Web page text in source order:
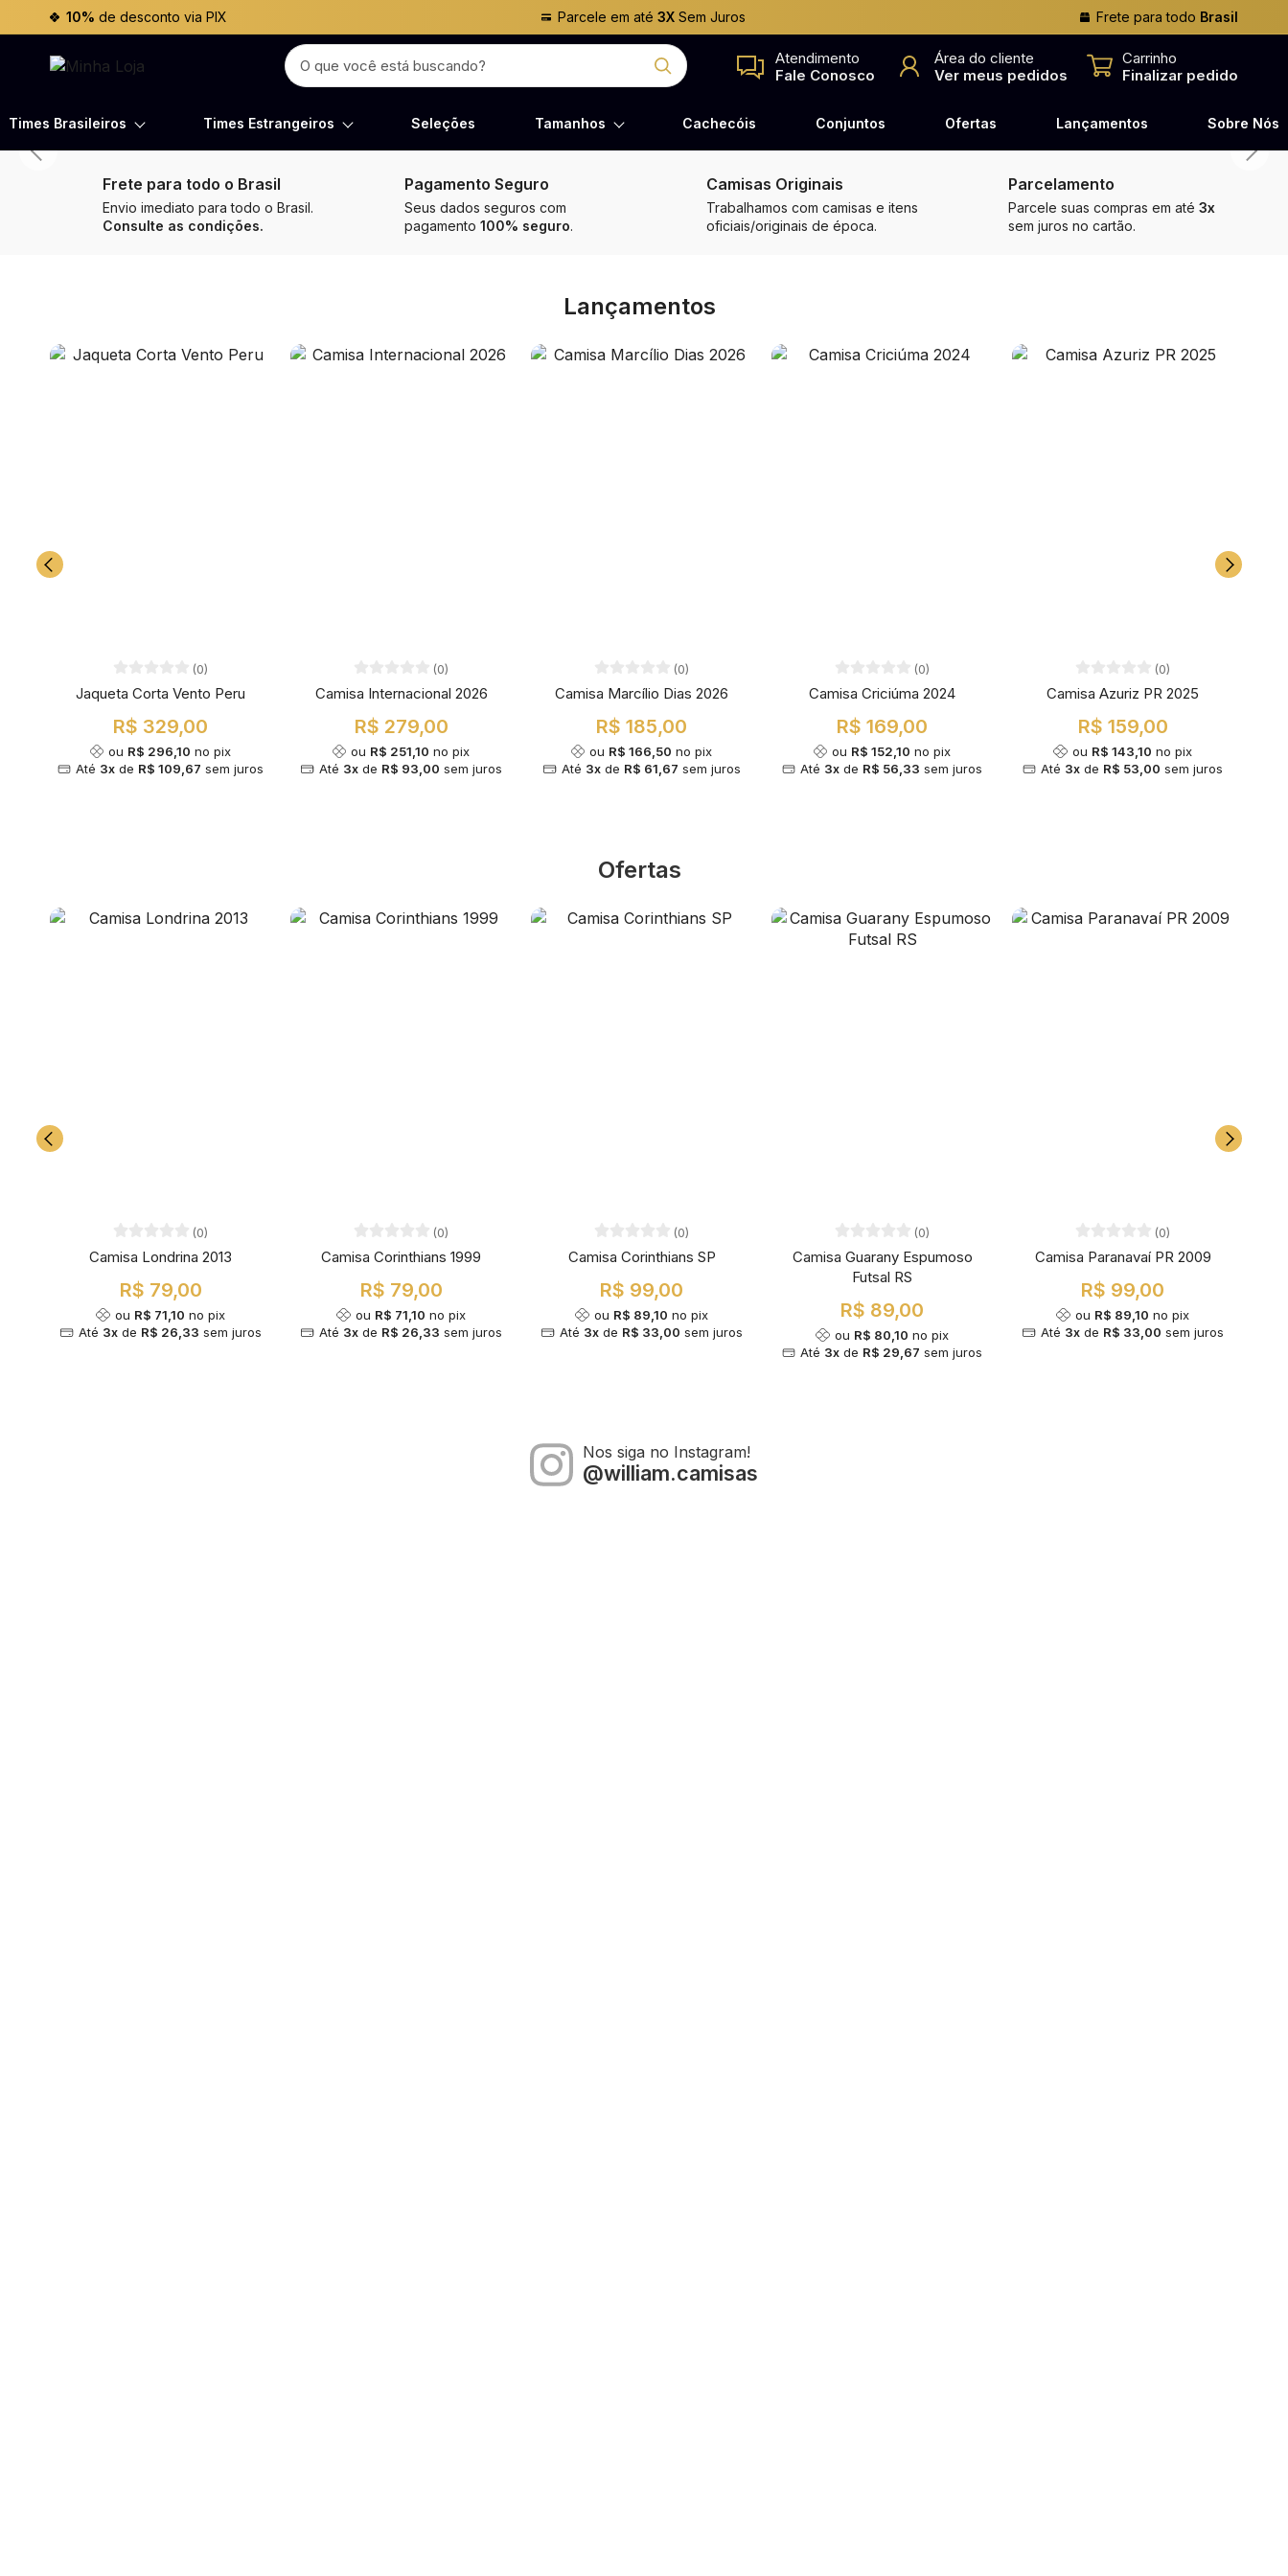
10% de desconto via PIX Parcele em até3X Sem Juros Frete para todo Brasil
Atendimento
Fale Conosco
Área do cliente
Ver meus pedidos
Carrinho
Finalizar pedido
Times Brasileiros Times Estrangeiros Seleções Tamanhos Cachecóis Conjuntos Ofertas Lançamentos Sobre Nós
Frete para todo o Brasil
Envio imediato para todo o Brasil.
Consulte as condições.
Pagamento Seguro
Seus dados seguros com
pagamento 100% seguro.
Camisas Originais
Trabalhamos com camisas e itens
oficiais/originais de época.
Parcelamento
Parcele suas compras em até 3x
sem juros no cartão.
Lançamentos
(0)
Jaqueta Corta Vento Peru
R$ 329,00
ou R$ 296,10 no pix
Até 3x de R$ 109,67 sem juros
(0)
Camisa Internacional 2026
R$ 279,00
ou R$ 251,10 no pix
Até 3xde R$ 93,00 sem juros
(0)
Camisa Marcílio Dias 2026
R$ 185,00
ou R$ 166,50 no pix
Até 3xde R$ 61,67 sem juros
(0)
Camisa Criciúma 2024
R$ 169,00
ou R$ 152,10 no pix
Até 3x de R$ 56,33 sem juros
(0)
Camisa Azuriz PR 2025
R$ 159,00
ou R$ 143,10 no pix
Até 3x de R$ 53,00 sem juros
Ofertas
(0)
Camisa Londrina 2013
R$ 79,00
ou R$ 71,10 no pix
Até 3xde R$ 26,33 sem juros
(0)
Camisa Corinthians 1999
R$ 79,00
ou R$ 71,10 no pix
Até 3xde R$ 26,33 sem juros
(0)
Camisa Corinthians SP
R$ 99,00
ou R$ 89,10 no pix
Até 3xde R$ 33,00 sem juros
(0)
Camisa Guarany Espumoso
Futsal RS
R$ 89,00
ou R$ 80,10 no pix
Até 3x de R$ 29,67 sem juros
(0)
Camisa Paranavaí PR 2009
R$ 99,00
ou R$ 89,10 no pix
Até 3xde R$ 33,00 sem juros
Nos siga no Instagram!
@william.camisas